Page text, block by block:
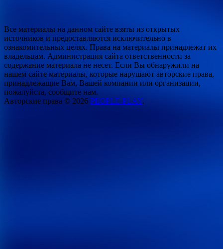
Все материалы на данном сайте взяты из открытых
источников и предоставляются исключительно в
ознакомительных целях. Права на материалы принадлежат их
владельцам. Администрация сайта ответственности за
содержание материала не несет. Если Вы обнаружили на
нашем сайте материалы, которые нарушают авторские права,
принадлежащие Вам, Вашей компании или организации,
пожалуйста, сообщите нам.
Авторские права © 2026 PEOPLE-PLAY.